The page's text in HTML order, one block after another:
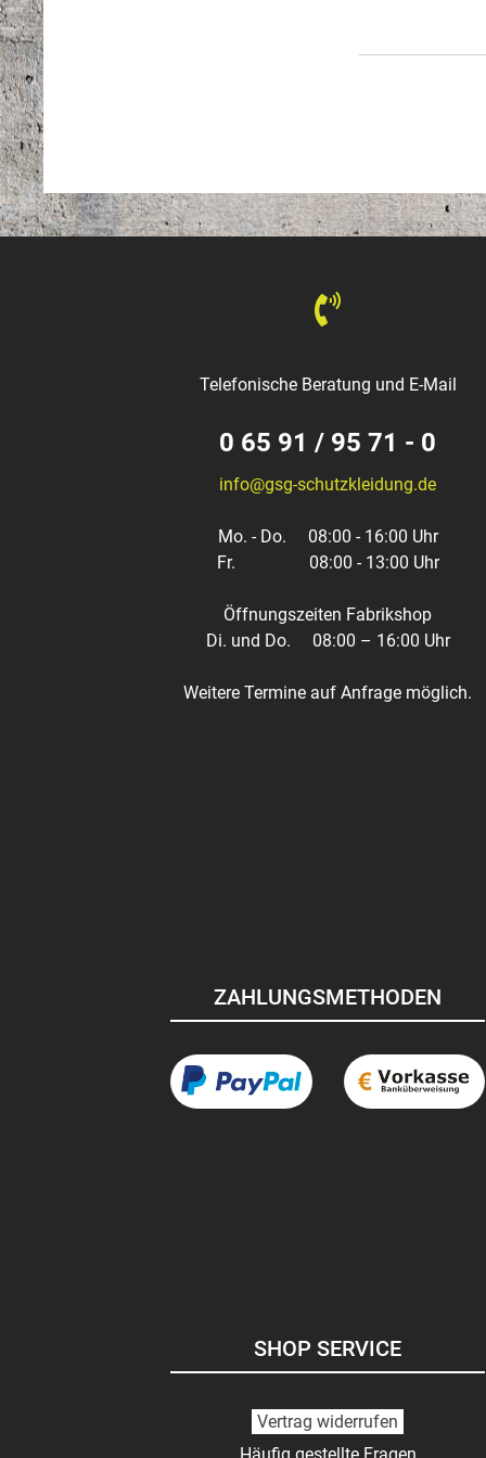
Telefonische Beratung und E-Mail
0 65 91 / 95 71 - 0
info@gsg-schutzkleidung.de
Mo. - Do.
08:00 - 16:00 Uhr
Fr.
08:00 - 13:00 Uhr
Öffnungszeiten Fabrikshop
Di. und Do.
08:00 – 16:00 Uhr
Weitere Termine auf Anfrage möglich.
SHOP SERVICE
Vertrag widerrufen
ZAHLUNGSMETHODEN